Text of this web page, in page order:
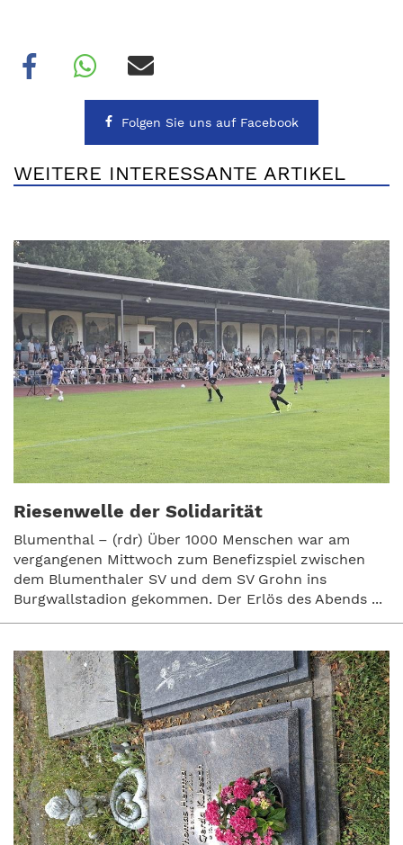
Folgen Sie uns auf Facebook
WEITERE INTERESSANTE ARTIKEL
Riesenwelle der Solidarität
Blumenthal – (rdr) Über 1000 Menschen war am
vergangenen Mittwoch zum Benefizspiel zwischen
dem Blumenthaler SV und dem SV Grohn ins
Burgwallstadion gekommen. Der Erlös des Abends ...